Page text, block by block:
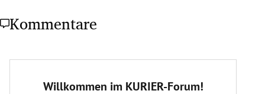
Kommentare